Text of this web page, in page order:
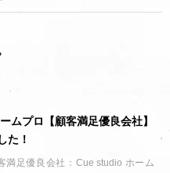
ムプロ【顧客満足優良会社】
た！
満足優良会社：Cue studio ホーム